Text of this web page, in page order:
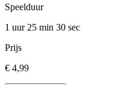
Speelduur
1 uur 25 min 30 sec
Prijs
€ 4,99